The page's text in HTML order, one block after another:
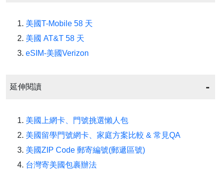
美國T-Mobile 58 天
美國 AT&T 58 天
eSIM-美國Verizon
延伸閱讀
美國上網卡、門號挑選懶人包
美國留學門號網卡、家庭方案比較 & 常見QA
美國ZIP Code 郵寄編號(郵遞區號)
台灣寄美國包裹辦法